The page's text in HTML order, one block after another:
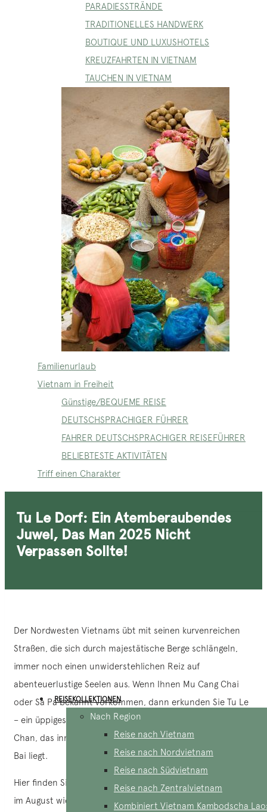
PARADIESSTRÄNDE
TRADITIONELLES HANDWERK
BOUTIQUE UND LUXUSHOTELS
KREUZFAHRTEN IN VIETNAM
TAUCHEN IN VIETNAM
Familienurlaub
Vietnam in Freiheit
Günstige/BEQUEME REISE
DEUTSCHSPRACHIGER FÜHRER
FAHRER DEUTSCHSPRACHIGER REISEFÜHRER
BELIEBTESTE AKTIVITÄTEN
Triff einen Charakter
REISEKOLLEKTIONEN
Nach Region
Reise nach Vietnam
Reise nach Nordvietnam
Reise nach Südvietnam
Reise nach Zentralvietnam
Kombiniert Vietnam Kambodscha
Tu Le Dorf: Ein Atemberaubendes
Juwel, Das Man 2025 Nicht
Verpassen Sollte!
Der Nordwesten Vietnams übt mit seinen kurvenreichen
Straßen, die sich durch majestätische Berge schlängeln,
immer noch einen unwiderstehlichen Reiz auf
abenteuerlustige Seelen aus. Wenn Ihnen Mu Cang Chai
oder Sa Pa bekannt vorkommen, dann erkunden Sie Tu Le
– ein üppiges, fast 3.000 Hektar großes Tal im Bezirk Van
Chan, das inmitten der grandiosen Landschaften von Yen
Bai liegt.
Hier finden Sie eine Gelassenheit, in der sich die Reisfelder
im August wie goldene Bänder wellenförmig durch das Tal